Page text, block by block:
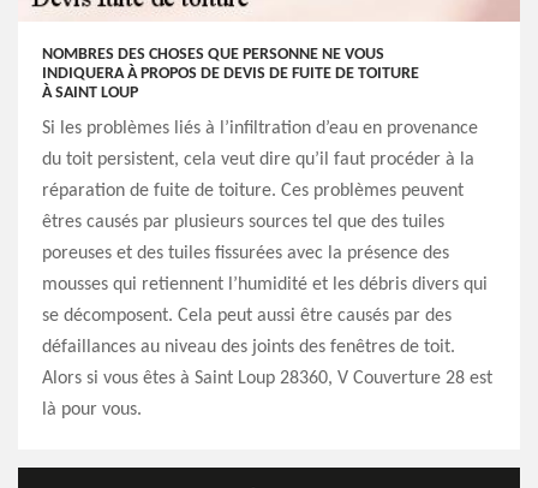
NOMBRES DES CHOSES QUE PERSONNE NE VOUS
INDIQUERA À PROPOS DE DEVIS DE FUITE DE TOITURE
À SAINT LOUP
Si les problèmes liés à l’infiltration d’eau en provenance
du toit persistent, cela veut dire qu’il faut procéder à la
réparation de fuite de toiture. Ces problèmes peuvent
êtres causés par plusieurs sources tel que des tuiles
poreuses et des tuiles fissurées avec la présence des
mousses qui retiennent l’humidité et les débris divers qui
se décomposent. Cela peut aussi être causés par des
défaillances au niveau des joints des fenêtres de toit.
Alors si vous êtes à Saint Loup 28360, V Couverture 28 est
là pour vous.